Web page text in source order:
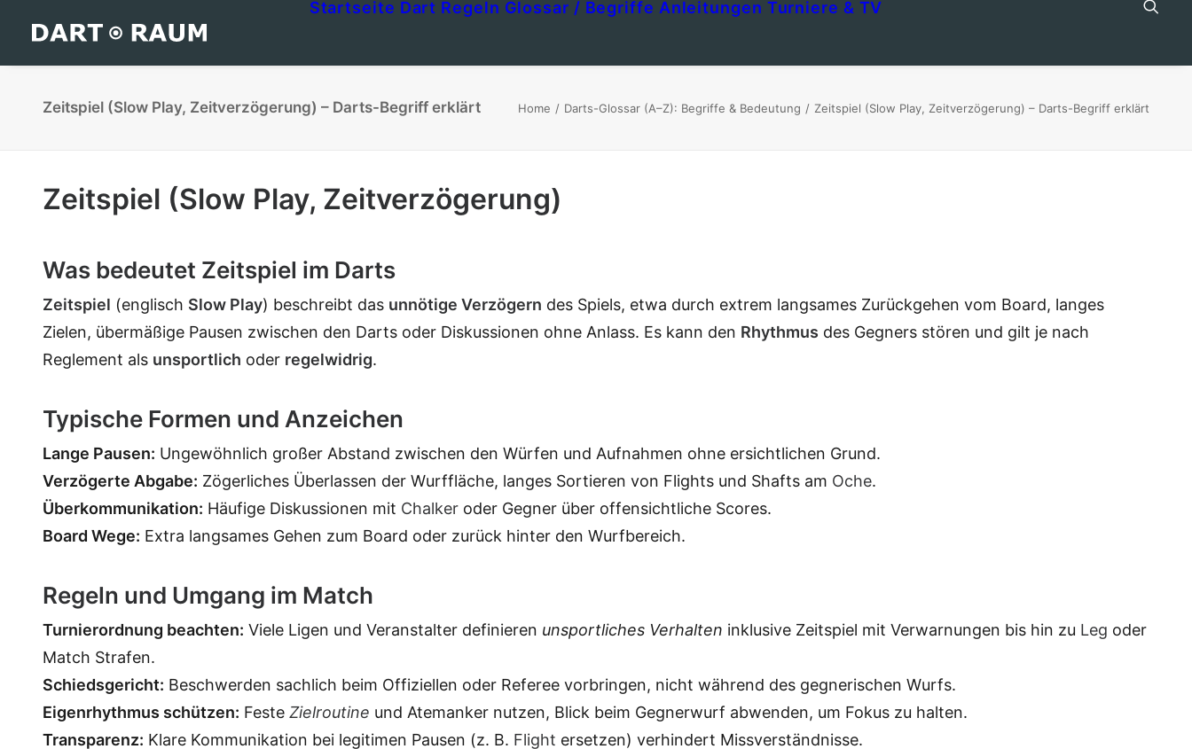
Startseite Dart Regeln Glossar / Begriffe Anleitungen Turniere & TV
Zeitspiel (Slow Play, Zeitverzögerung) – Darts-Begriff erklärt Home Darts-Glossar (A–Z): Begriffe & Bedeutung Zeitspiel (Slow Play, Zeitverzögerung) – Darts-Begriff erklärt
Zeitspiel (Slow Play, Zeitverzögerung)
Was bedeutet Zeitspiel im Darts
Zeitspiel (englisch Slow Play) beschreibt das unnötige Verzögern des Spiels, etwa durch extrem langsames Zurückgehen vom Board, langes
Zielen, übermäßige Pausen zwischen den Darts oder Diskussionen ohne Anlass. Es kann den Rhythmus des Gegners stören und gilt je nach
Reglement als unsportlich oder regelwidrig.
Typische Formen und Anzeichen
Lange Pausen: Ungewöhnlich großer Abstand zwischen den Würfen und Aufnahmen ohne ersichtlichen Grund.
Verzögerte Abgabe: Zögerliches Überlassen der Wurffläche, langes Sortieren von Flights und Shafts am Oche.
Überkommunikation: Häufige Diskussionen mit Chalker oder Gegner über offensichtliche Scores.
Board Wege: Extra langsames Gehen zum Board oder zurück hinter den Wurfbereich.
Regeln und Umgang im Match
Turnierordnung beachten: Viele Ligen und Veranstalter definieren unsportliches Verhalten inklusive Zeitspiel mit Verwarnungen bis hin zu Leg oder
Match Strafen.
Schiedsgericht: Beschwerden sachlich beim Offiziellen oder Referee vorbringen, nicht während des gegnerischen Wurfs.
Eigenrhythmus schützen: Feste Zielroutine und Atemanker nutzen, Blick beim Gegnerwurf abwenden, um Fokus zu halten.
Transparenz: Klare Kommunikation bei legitimen Pausen (z. B. Flight ersetzen) verhindert Missverständnisse.